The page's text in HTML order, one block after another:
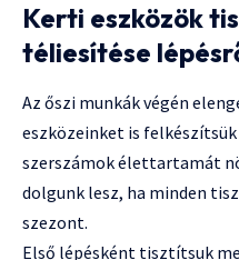
Kerti eszközök
téliesítése
Az őszi munkák végén
eszközeinket is
szerszámok élettartamát
dolgunk lesz, ha minden
szezont.
Első lépésként tisztítsuk